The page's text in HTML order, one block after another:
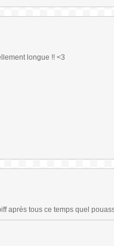
longue !! <3
après tous ce temps quel